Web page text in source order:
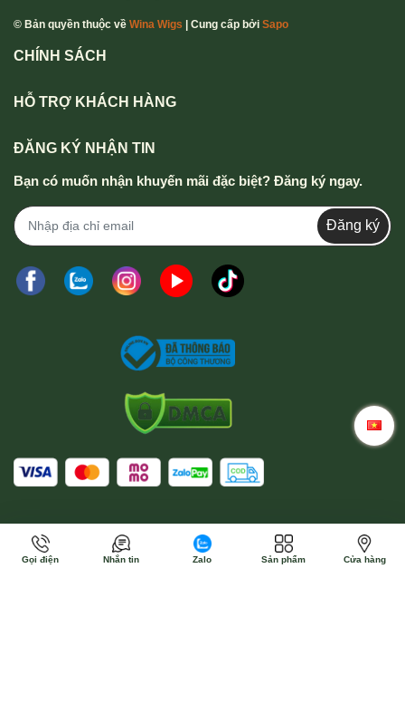
© Bản quyền thuộc về Wina Wigs | Cung cấp bởi Sapo
CHÍNH SÁCH
HỖ TRỢ KHÁCH HÀNG
ĐĂNG KÝ NHẬN TIN
Bạn có muốn nhận khuyến mãi đặc biệt? Đăng ký ngay.
Đăng ký
Gọi điện Nhắn tin Zalo Sản phẩm Cửa hàng